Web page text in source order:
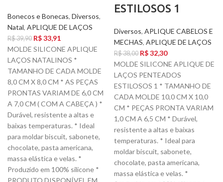
Bonecos e Bonecas, Diversos,
Natal, APLIQUE DE LAÇOS
R$39,90 R$33,91
MOLDE SILICONE APLIQUE
LAÇOS NATALINOS *
TAMANHO DE CADA MOLDE
8,0 CM X 8,0 CM * AS PEÇAS
PRONTAS VARIAM DE 6,0 CM
A 7,0 CM ( COM A CABEÇA ) *
Durável, resistente a altas e
baixas temperaturas. * Ideal
para moldar biscuit, sabonete,
chocolate, pasta americana,
massa elástica e velas. *
Produzido em 100% silicone *
PRODUTO DISPONÍVEL EM
ESTILOSOS 1
Diversos, APLIQUE CABELOS E
MECHAS, APLIQUE DE LAÇOS
R$38,00 R$32,30
MOLDE SILICONE APLIQUE DE
LAÇOS PENTEADOS
ESTILOSOS 1 * TAMANHO DE
CADA MOLDE 10,0 CM X 10,0
CM * PEÇAS PRONTA VARIAM
1,0 CM A 6,5 CM * Durável,
resistente a altas e baixas
temperaturas. * Ideal para
moldar biscuit, sabonete,
chocolate, pasta americana,
massa elástica e velas. *